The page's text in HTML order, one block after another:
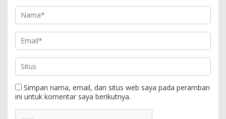
Simpan nama, email, dan situs web saya pada peramban
ini untuk komentar saya berikutnya.